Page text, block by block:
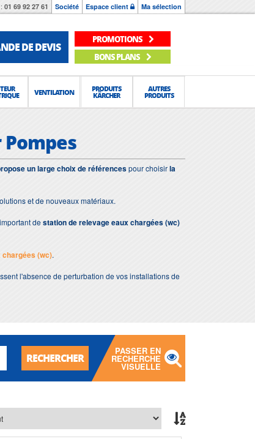
01 69 92 27 61 Société Espace client Ma sélection
DE DEVIS
PROMOTIONS
BONS PLANS
VENTILATION PRODUITS
KÄRCHER
AUTRES
PRODUITS
un large choix de référencespour choisirla
et de nouveaux matériaux.
destation de relevage eaux chargées (wc)
(wc).
l'absence de perturbation de vos installations de
RECHERCHER
PASSER EN
RECHERCHE
VISUELLE